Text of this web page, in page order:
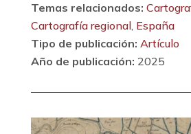
Temas relacionados:
Cartografía regional, España
Tipo de publicación: Artículo
Año de publicación: 2025